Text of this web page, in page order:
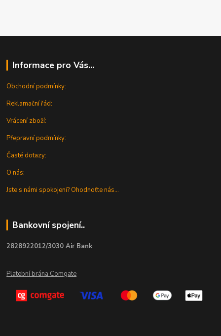
Informace pro Vás...
Obchodní podmínky:
Reklamační řád:
Vrácení zboží:
Přepravní podmínky:
Časté dotazy:
O nás:
Jste s námi spokojeni? Ohodnoťte nás...
Bankovní spojení..
2828922012/3030 Air Bank
Platební brána Comgate